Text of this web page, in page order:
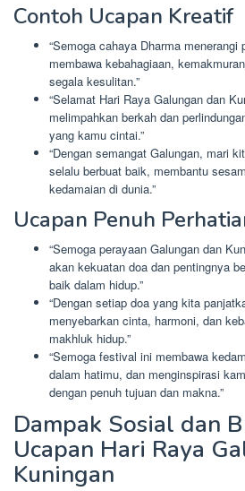
Contoh Ucapan Kreatif
“Semoga cahaya Dharma menerangi
membawa kebahagiaan,
segala kesulitan.”
“Selamat Hari Raya Galungan dan
melimpahkan berkah dan
yang kamu cintai.”
“Dengan semangat Galungan, mari
selalu berbuat baik, membantu
kedamaian di dunia.”
Ucapan Penuh
“Semoga perayaan Galungan dan
akan kekuatan doa dan pentingnya
baik dalam hidup.”
“Dengan setiap doa yang kita
menyebarkan cinta, harmoni, dan
makhluk hidup.”
“Semoga festival ini membawa
dalam hatimu, dan menginspirasi
dengan penuh tujuan dan makna.”
Dampak Sosial dan
Ucapan Hari Raya
Kuningan